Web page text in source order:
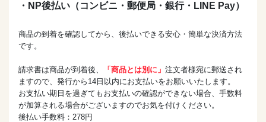
・NP後払い（コンビニ・郵便局・銀行・LINE Pay）
商品の到着を確認してから、後払いできる安心・簡単な決済方法
です。
請求書は商品が到着後、 「商品とは別に」 注文者様宛に郵送され
ますので、発行から14日以内にお支払いをお願いいたします。
お支払い期日を過ぎてもお支払いの確認ができない場合、手数料
が加算される場合がございますのでお気を付けください。
後払い手数料：278円